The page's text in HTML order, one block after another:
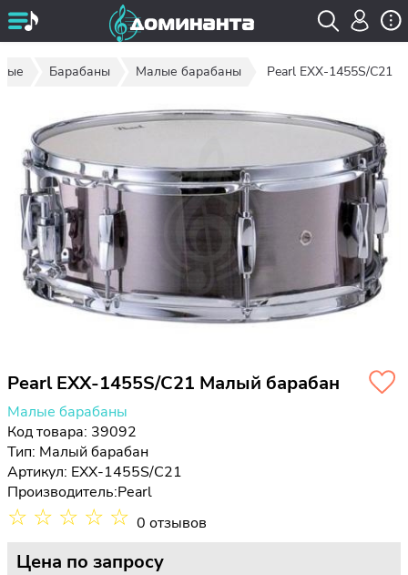
Барабаны Малые барабаны Pearl EXX-1455S/C21
Pearl EXX-1455S/C21 Малый барабан
Малые барабаны
Код товара: 39092
Тип: Малый барабан
Артикул: EXX-1455S/C21
Производитель:Pearl
☆ ☆ ☆ ☆ ☆ 0 отзывов
Цена по запросу